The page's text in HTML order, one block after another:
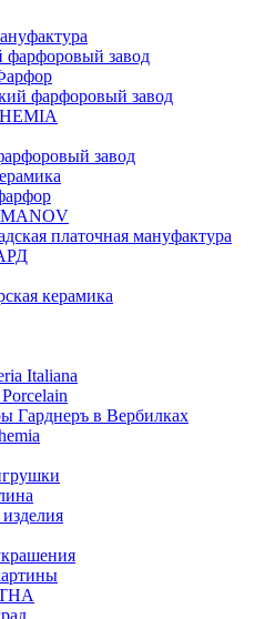
завод
фарфоровый завод
завод
платочная мануфактура
керамика
Italiana
Гарднеръ в Вербилках